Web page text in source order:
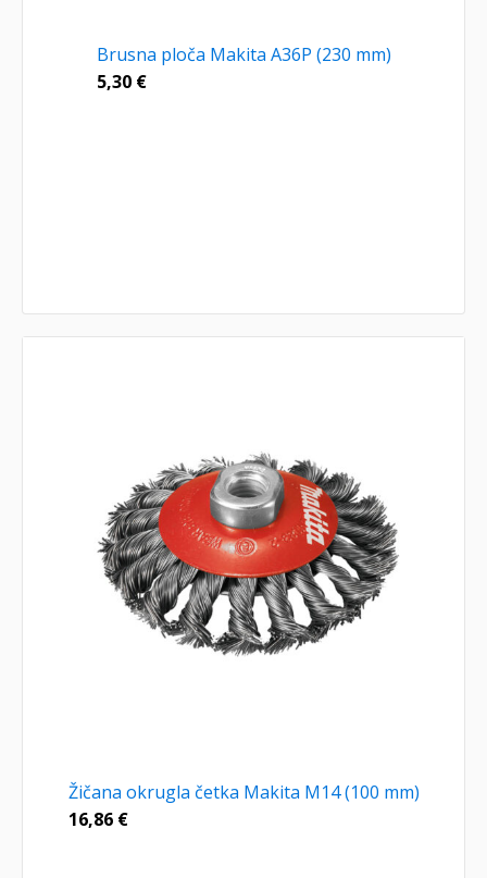
Brusna ploča Makita A36P (230 mm)
5,30 €
Žičana okrugla četka Makita M14 (100 mm)
16,86 €